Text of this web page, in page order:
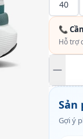
40
📞
Hỗ trợ
Sản
Gợi ý